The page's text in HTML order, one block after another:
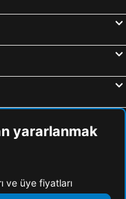
yararlanmak
ve üye fiyatları